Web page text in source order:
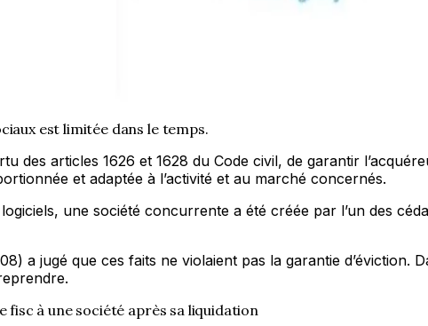
est limitée dans le temps.
des articles 1626 et 1628 du Code civil, de garantir
et adaptée à l’activité et au marché concernés.
une société concurrente a été créée par l’un des
a jugé que ces faits ne violaient pas la garantie
à une société après sa liquidation